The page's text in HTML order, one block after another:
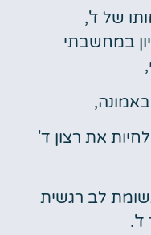
של ד',
במחשבתי
את רצון ד'
לב רגשית
ד'.